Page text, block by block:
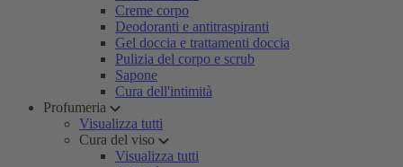
Creme corpo
Deodoranti e antitraspiranti
Gel doccia e trattamenti doccia
Pulizia del corpo e scrub
Sapone
Cura dell'intimità
Profumeria
Visualizza tutti
Cura del viso
Visualizza tutti